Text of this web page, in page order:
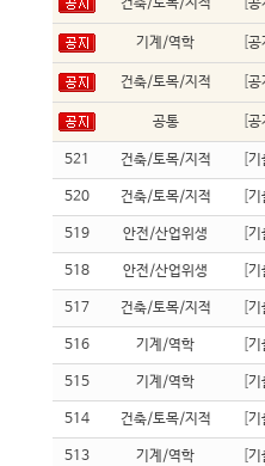
건축/토목/지적 공
기계/역학 공
건축/토목/지적 공
공통 공
521 건축/토목/지적 기
520 건축/토목/지적 기
519 안전/산업위생 기
518 안전/산업위생 기
517 건축/토목/지적 기
516 기계/역학 기
515 기계/역학 기
514 건축/토목/지적 기
513 기계/역학 기